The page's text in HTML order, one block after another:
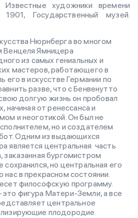
художники времени
Государственный музей.
Нюрнберга во многом
Венцеля Ямницера
из самых гениальных и
мастеров, работающего в
его в искусстве Германии по
разве, что с Бенвенутто
долгую жизнь он пробовал
начиная от ренессанса и
и неоготикой. Он был не
но и создателем
Одним из выдающихся
является центральная часть
заказанная бургомистром
но центральная его
в прекрасном состоянии.
философскую программу.
фигура Матери-Земли, а все
центральное
плодородие.